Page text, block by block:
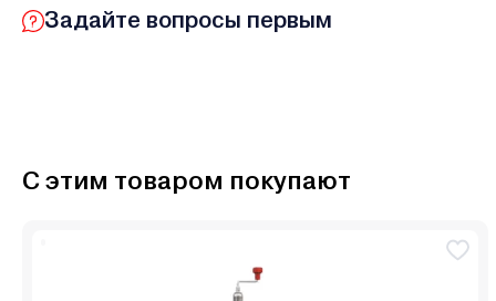
Задайте вопросы первым
С этим товаром покупают